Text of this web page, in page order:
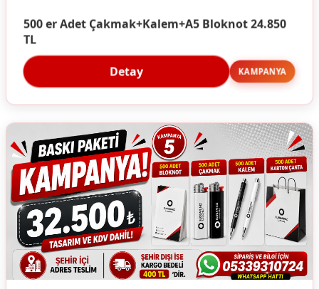
500 er Adet Çakmak+Kalem+A5 Bloknot 24.850
TL
Detay KAMPANYA